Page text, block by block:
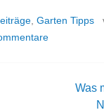
Garten Tipps
Was